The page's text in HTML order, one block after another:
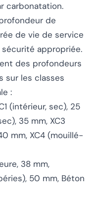
carbonatation.
de
de vie de service
appropriée.
des profondeurs
sur les classes
:
(intérieur, sec), 25
35 mm, XC3
mm, XC4 (mouillé-
38 mm,
50 mm, Béton